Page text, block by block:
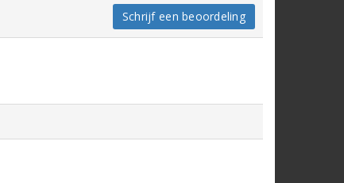
Schrijf een beoordeling